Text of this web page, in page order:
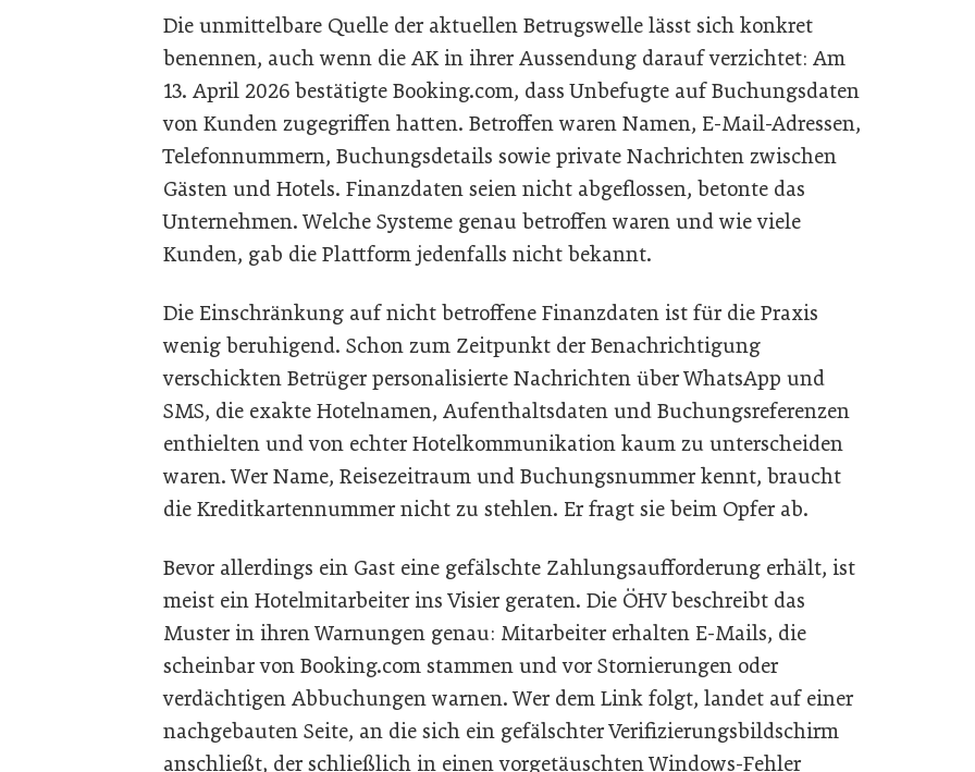
Die unmittelbare Quelle der aktuellen Betrugswelle lässt sich konkret
benennen, auch wenn die AK in ihrer Aussendung darauf verzichtet: Am
13. April 2026 bestätigte Booking.com, dass Unbefugte auf Buchungsdaten
von Kunden zugegriffen hatten. Betroffen waren Namen, E-Mail-Adressen,
Telefonnummern, Buchungsdetails sowie private Nachrichten zwischen
Gästen und Hotels. Finanzdaten seien nicht abgeflossen, betonte das
Unternehmen. Welche Systeme genau betroffen waren und wie viele
Kunden, gab die Plattform jedenfalls nicht bekannt.
Die Einschränkung auf nicht betroffene Finanzdaten ist für die Praxis
wenig beruhigend. Schon zum Zeitpunkt der Benachrichtigung
verschickten Betrüger personalisierte Nachrichten über WhatsApp und
SMS, die exakte Hotelnamen, Aufenthaltsdaten und Buchungsreferenzen
enthielten und von echter Hotelkommunikation kaum zu unterscheiden
waren. Wer Name, Reisezeitraum und Buchungsnummer kennt, braucht
die Kreditkartennummer nicht zu stehlen. Er fragt sie beim Opfer ab.
Bevor allerdings ein Gast eine gefälschte Zahlungsaufforderung erhält, ist
meist ein Hotelmitarbeiter ins Visier geraten. Die ÖHV beschreibt das
Muster in ihren Warnungen genau: Mitarbeiter erhalten E-Mails, die
scheinbar von Booking.com stammen und vor Stornierungen oder
verdächtigen Abbuchungen warnen. Wer dem Link folgt, landet auf einer
nachgebauten Seite, an die sich ein gefälschter Verifizierungsbildschirm
anschließt, der schließlich in einen vorgetäuschten Windows-Fehler